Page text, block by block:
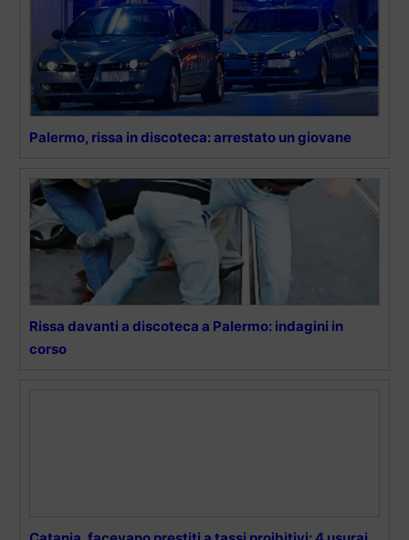
Palermo, rissa in discoteca: arrestato un giovane
Rissa davanti a discoteca a Palermo: indagini in
corso